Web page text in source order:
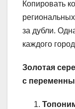
Копировать
за дубли.
каждого
Золотая
с